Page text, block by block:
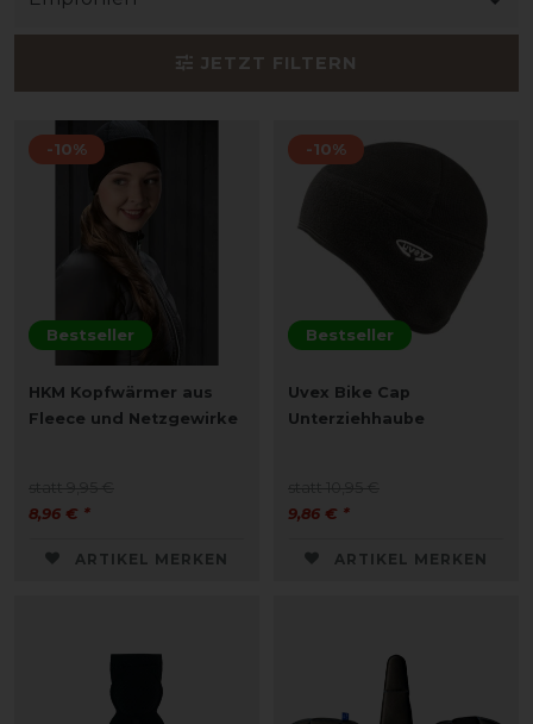
JETZT FILTERN
Bestseller
-10%
HKM Kopfwärmer aus
Fleece und Netzgewirke
8,96 € *
ARTIKEL MERKEN
Bestseller
-10%
Uvex Bike Cap
Unterziehhaube
9,86 € *
ARTIKEL MERKEN